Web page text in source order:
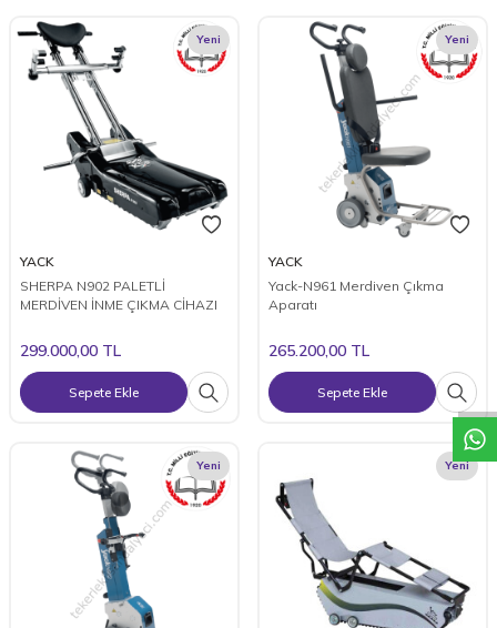
W
h
a
t
a
p
p
D
e
s
t
e
H
a
t
t
Yeni
YACK
SHERPA N902 PALETLİ
MERDİVEN İNME ÇIKMA CİHAZI
299.000,00 TL
Sepete Ekle
Yeni
YACK
Yack-N961 Merdiven Çıkma
Aparatı
265.200,00 TL
Sepete Ekle
Yeni Yeni